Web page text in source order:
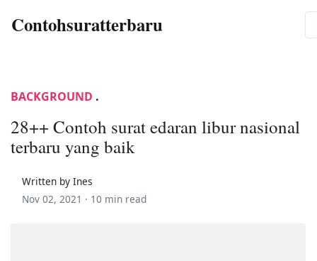
Contohsuratterbaru
BACKGROUND .
28++ Contoh surat edaran libur nasional
terbaru yang baik
Written by Ines
Nov 02, 2021 · 10 min read